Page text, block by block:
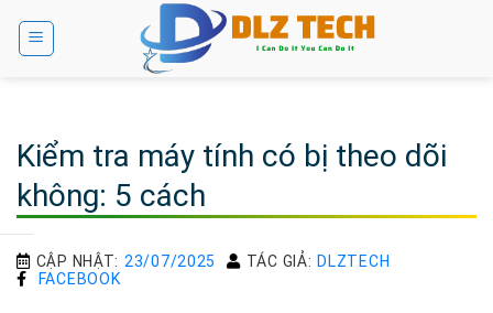
Kiểm tra máy tính có bị theo dõi
không: 5 cách
CẬP NHẬT: 23/07/2025 TÁC GIẢ: DLZTECH
FACEBOOK